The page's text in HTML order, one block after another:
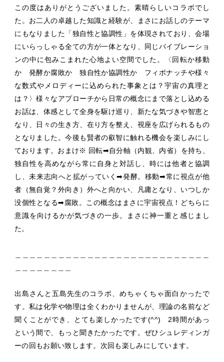
この度はありがとうございました。素晴らしいコラボでし
た。お二人の卓越した知識と経験が、まさにお話しのテーマ
にもなりました「独自性と協調性」を体現されており、会場
にいらっしゃる全ての方が一体となり、同じバイブレーショ
ンの中に包みこまれた心地よい空間でした。〈回転か移動
か 発酵か腐敗か 独自性か協調性か フィボナッチや様々
な数式やメロディーに込められた事象とは？宇宙の真理と
は？〉様々なアプローチから日常の概念にまで落とし込める
お話は、体感として全身を駆け巡り、新たな気づきや智恵と
なり、日々の生き方、在り方を整え、視座を広げられるもの
となりました。今後も賢者の叡智に触れる機会を楽しみにし
ております。おまけ※ 回転➡︎自分軸（内観、内省）を持ち、
独自性を高めながら常に自身と対話し、時には他者と協調
し、未来志向へと拡がっていく➡︎発酵。移動➡︎常に視点が他
者（無自覚？外向き）外へと向かい、凡庸となり、いつしか
没個性となる➡︎腐敗。この概念はまさに宇宙視点！どちらに
意識を向けるかが気づきの一歩。まさに神一重と感じまし
た。
出島さんと五島先生のコラボ、めちゃくちゃ面白かったで
す。私は化学や物理は全くわかりませんが、理論の名前など
聞くことができ、とても楽しかったです(^^) 2時間があっ
という間で、もっと聞きたかったです。ぜひシュレディンガ
ーの回もお願い致します。次回も楽しみにしています。